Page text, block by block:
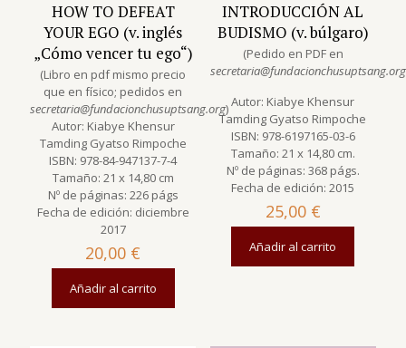
HOW TO DEFEAT
YOUR EGO (v. inglés
„Cómo vencer tu ego“)
(Libro en pdf mismo precio
que en físico; pedidos en
secretaria@fundacionchusuptsang.org)
Autor: Kiabye Khensur
Tamding Gyatso Rimpoche
ISBN: 978-84-947137-7-4
Tamaño: 21 x 14,80 cm
Nº de páginas: 226 págs
Fecha de edición: diciembre
2017
20,00 €
Añadir al carrito
INTRODUCCIÓN AL
BUDISMO (v. búlgaro)
(Pedido en PDF en
secretaria@fundacionchusuptsang.org
Autor: Kiabye Khensur
Tamding Gyatso Rimpoche
ISBN: 978-6197165-03-6
Tamaño: 21 x 14,80 cm.
Nº de páginas: 368 págs.
Fecha de edición: 2015
25,00 €
Añadir al carrito